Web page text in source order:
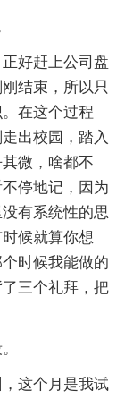
好赶上公司盘
结束，所以只
在这个过程
出校园，踏入
微，啥都不
停地记，因为
有系统性的思
候就算你想
时候我能做的
三个礼拜，把
这个月是我试